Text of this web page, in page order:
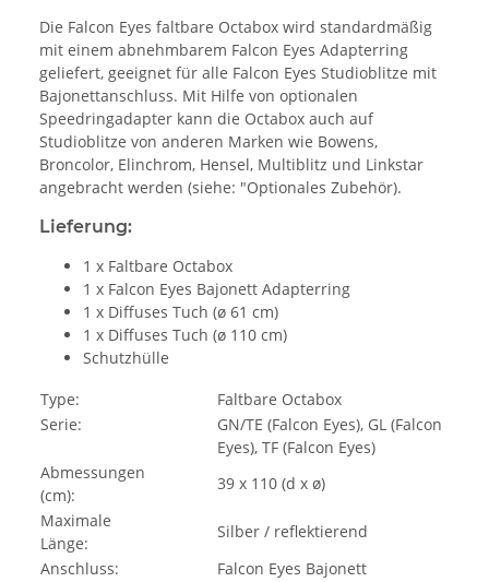
Die Falcon Eyes faltbare Octabox wird standardmäßig
mit einem abnehmbarem Falcon Eyes Adapterring
geliefert, geeignet für alle Falcon Eyes Studioblitze mit
Bajonettanschluss. Mit Hilfe von optionalen
Speedringadapter kann die Octabox auch auf
Studioblitze von anderen Marken wie Bowens,
Broncolor, Elinchrom, Hensel, Multiblitz und Linkstar
angebracht werden (siehe: "Optionales Zubehör).
Lieferung:
1 x Faltbare Octabox
1 x Falcon Eyes Bajonett Adapterring
1 x Diffuses Tuch (ø 61 cm)
1 x Diffuses Tuch (ø 110 cm)
Schutzhülle
Type:
Faltbare Octabox
Serie:
GN/TE (Falcon Eyes), GL (Falcon
Eyes), TF (Falcon Eyes)
Abmessungen
(cm):
39 x 110 (d x ø)
Maximale
Länge:
Silber / reflektierend
Anschluss:
Falcon Eyes Bajonett